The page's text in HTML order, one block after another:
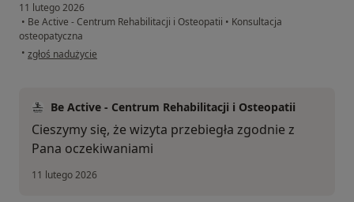
11 lutego 2026
• Be Active - Centrum Rehabilitacji i Osteopatii • Konsultacja
osteopatyczna
• w opinii użytkownika Paweł
zgłoś nadużycie
Be Active - Centrum Rehabilitacji i Osteopatii
Cieszymy się, że wizyta przebiegła zgodnie z
Pana oczekiwaniami
11 lutego 2026